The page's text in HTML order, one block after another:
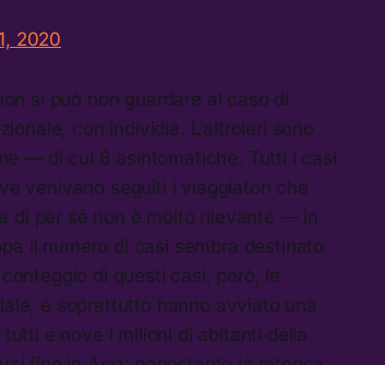
2020
si può non guardare al caso di
con individia. L’altroieri sono
— di cui 6 asintomatiche. Tutti i casi
venivano seguiti i viaggiatori che
di per sé non è molto rilevante — in
il numero di casi sembra destinato
di questi casi, però, le
e soprattutto hanno avviato una
e nove i milioni di abitanti della